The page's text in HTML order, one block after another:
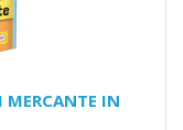
MERCANTE IN